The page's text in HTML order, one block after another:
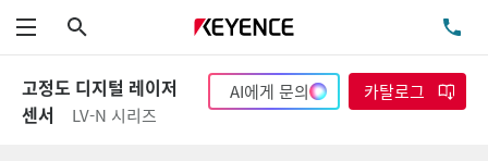
메뉴
고정도 디지털 레이저
센서
LV-N 시리즈
AI에게 문의 카탈로그